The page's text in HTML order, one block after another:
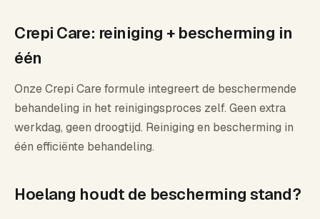
Crepi Care: reiniging + bescherming in
één
Onze Crepi Care formule integreert de beschermende
behandeling in het reinigingsproces zelf. Geen extra
werkdag, geen droogtijd. Reiniging en bescherming in
één efficiënte behandeling.
Hoelang houdt de bescherming stand?